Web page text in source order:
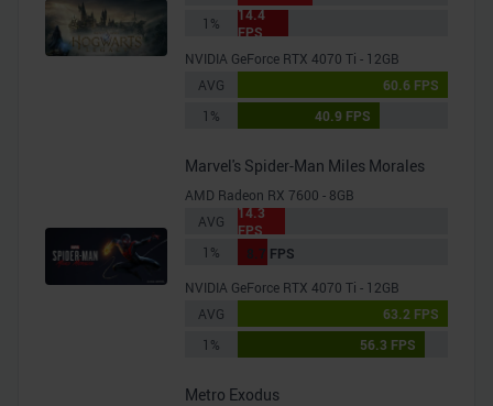
1%
14.4
FPS
NVIDIA GeForce RTX 4070 Ti - 12GB
AVG
60.6 FPS
1%
40.9 FPS
Marvel's Spider-Man Miles Morales
AMD Radeon RX 7600 - 8GB
AVG
14.3
FPS
1%
8.7 FPS
NVIDIA GeForce RTX 4070 Ti - 12GB
AVG
63.2 FPS
1%
56.3 FPS
Metro Exodus